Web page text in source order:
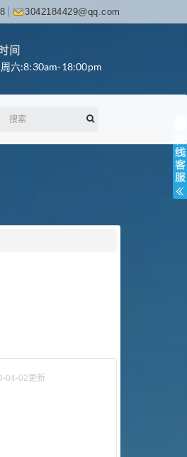
3042184429@qq.com
间
六:8:30am-18:00pm
04-02更新